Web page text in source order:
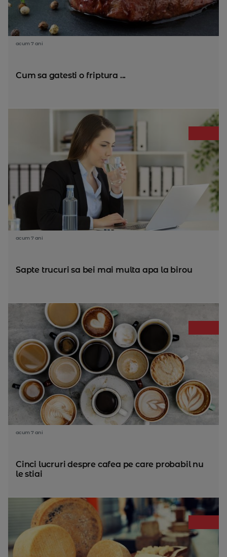
acum 7 ani
Cum sa gatesti o friptura ...
acum 7 ani
Sapte trucuri sa bei mai multa apa la birou
acum 7 ani
Cinci lucruri despre cafea pe care probabil nu
le stiai